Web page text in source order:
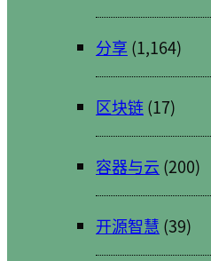
分享 (1,164)
区块链(17)
容器与云 (200)
开源智慧 (39)